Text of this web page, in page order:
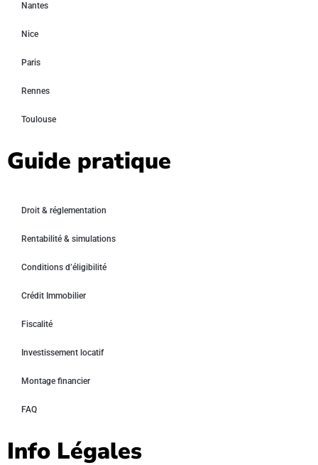
Nantes
Nice
Paris
Rennes
Toulouse
Guide pratique
Droit & réglementation
Rentabilité & simulations
Conditions d’éligibilité
Crédit Immobilier
Fiscalité
Investissement locatif
Montage financier
FAQ
Info Légales